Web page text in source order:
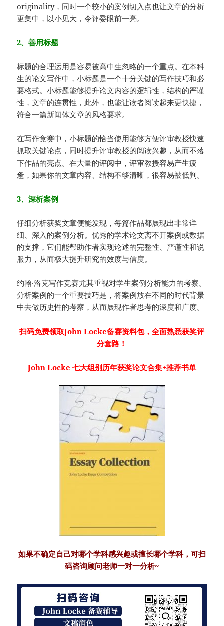
originality，同时一个较小的案例切入点也让文章的分析
更集中，以小见大，令评委眼前一亮。
2、善用标题
标题的合理运用是容易被高中生忽略的一个重点。在本科
生的论文写作中，小标题是一个十分关键的写作技巧和必
要格式。小标题能够提升论文内容的逻辑性，结构的严谨
性，文章的连贯性，此外，也能让读者阅读起来更快捷，
符合一篇新闻体文章的风格要求。
在写作竞赛中，小标题的恰当使用能够方便评审教授快速
抓取关键论点，同时提升评审教授的阅读兴趣，从而不落
下作品的亮点。在大量的评阅中，评审教授容易产生疲
惫，如果你的文章内容、结构不够清晰，很容易被低判。
3、深析案例
仔细分析获奖文章便能发现，每篇作品都展现出非常详
细、深入的案例分析。优秀的学术论文离不开案例或数据
的支撑，它们能帮助作者实现论述的完整性、严谨性和说
服力，从而极大提升研究的效度与信度。
约翰·洛克写作竞赛尤其重视对学生案例分析能力的考察。
分析案例的一个重要技巧是，将案例放在不同的时代背景
中去做历史性的考察，从而展现作者思考的深度和广度。
扫码免费领取John Locke备赛资料包，全面熟悉获奖评
分套路！
John Locke 七大组别历年获奖论文合集+推荐书单
如果不确定自己对哪个学科感兴趣或擅长哪个学科，可扫
码咨询顾问老师一对一分析~